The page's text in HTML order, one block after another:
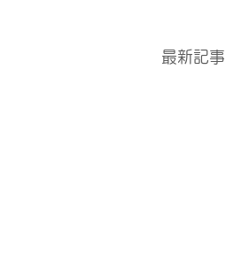
最新記事